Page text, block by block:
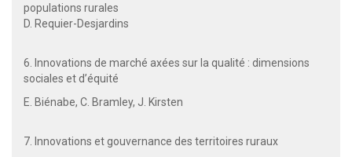
populations rurales
D. Requier-Desjardins
6. Innovations de marché axées sur la qualité : dimensions
sociales et d’équité
E. Biénabe, C. Bramley, J. Kirsten
7. Innovations et gouvernance des territoires ruraux